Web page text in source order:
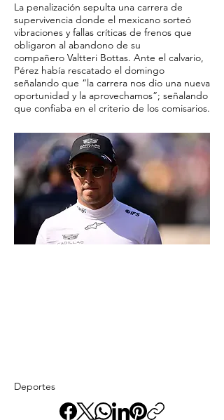
La penalización sepulta una carrera de
supervivencia donde el mexicano sorteó
vibraciones y fallas críticas de frenos que
obligaron al abandono de su
compañero Valtteri Bottas. Ante el calvario,
Pérez había rescatado el domingo
señalando que “la carrera nos dio una nueva
oportunidad y la aprovechamos”; señalando
que confiaba en el criterio de los comisarios.
Deportes